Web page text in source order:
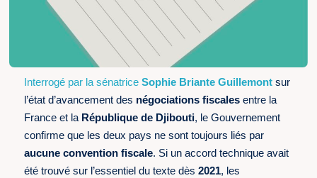
Interrogé par la sénatriceSophie Briante Guillemont sur
l’état d’avancement des négociations fiscales entre la
France et la République de Djibouti, le Gouvernement
confirme que les deux pays ne sont toujours liés par
aucune convention fiscale. Si un accord technique avait
été trouvé sur l’essentiel du texte dès2021, les